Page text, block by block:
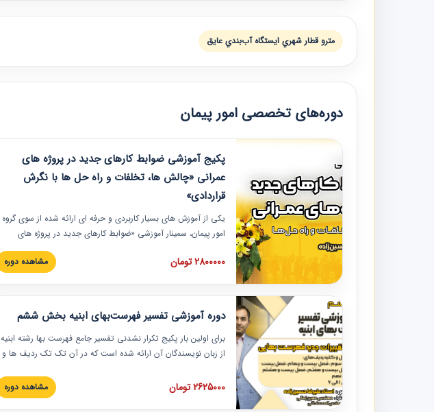
مترو قطار شهري ايستگاه آب‌بندي عايق
دوره‌های تخصصی امور پیمان
پکیج آموزشی ضوابط کارهای جدید در پروژه های
عمرانی «چالش ها، تخلفات و راه حل ها با نگرش
قراردادی»
یکی از آموزش‏‏‏‏‏‏ های بسیار کاربردی و حرفه‏ ای ارائه شده از سوی گروه
امور پیمان، سمینار آموزشی «ضوابط کارهای جدید در پروژه های
عمرانی» چالش ها، تخلفات و راه حل ها با نگرش قراردادی است که
در محل سندیکای شرکت های ساختمانی کشور ارائه شد. در این
به همراه تجربیات عملی ارائه شده است.
2800000 تومان مشاهده دوره
دوره آموزشی تفسیر فهرست‌بهای ابنیه بخش ششم
برای اولین بار پکیج تکرار نشدنی تفسیر جامع فهرست بها رشته ابنیه
از زبان نویسندگان آن ارائه شده است که در آن تک تک ردیف ها و
تصویری بوده و به همراه تصاویر عملیات اجرایی مرتبط با ردیف های
فهرست بها ارائه شده است. این دوره با کلام مهندس
2625000 تومان مشاهده دوره